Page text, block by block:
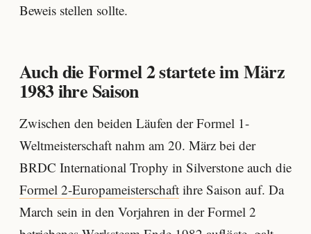
Beweis stellen sollte.
Auch die Formel 2 startete im März
1983 ihre Saison
Zwischen den beiden Läufen der Formel 1-
Weltmeisterschaft nahm am 20. März bei der
BRDC International Trophy in Silverstone auch die
Formel 2-Europameisterschaft ihre Saison auf. Da
March sein in den Vorjahren in der Formel 2